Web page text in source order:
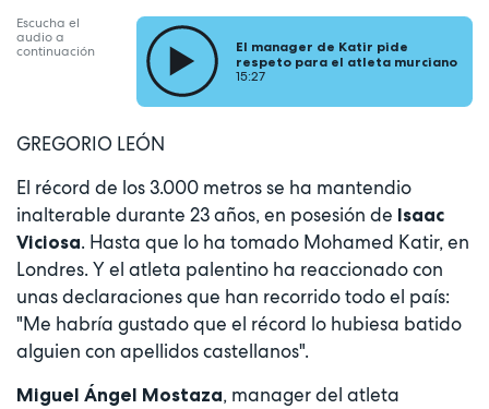
Escucha el
audio a
continuación
El manager de Katir pide
respeto para el atleta murciano
15:27
GREGORIO LEÓN
El récord de los 3.000 metros se ha mantendio
inalterable durante 23 años, en posesión de Isaac
Viciosa. Hasta que lo ha tomado Mohamed Katir, en
Londres. Y el atleta palentino ha reaccionado con
unas declaraciones que han recorrido todo el país:
"Me habría gustado que el récord lo hubiesa batido
alguien con apellidos castellanos".
Miguel Ángel Mostaza, manager del atleta